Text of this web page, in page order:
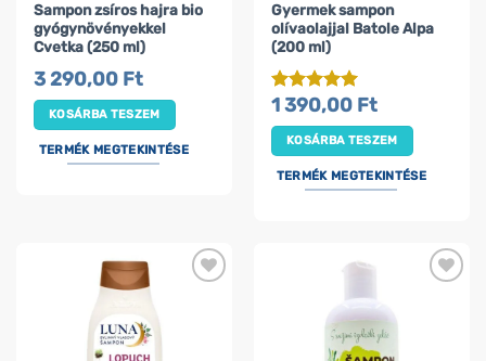
Sampon zsíros hajra bio
gyógynövényekkel
Cvetka (250 ml)
3 290,00 Ft
KOSÁRBA TESZEM
TERMÉK MEGTEKINTÉSE
Gyermek sampon
olívaolajjal Batole Alpa
(200 ml)
Értékelés:5
1 390,00 Ft
KOSÁRBA TESZEM
TERMÉK MEGTEKINTÉSE